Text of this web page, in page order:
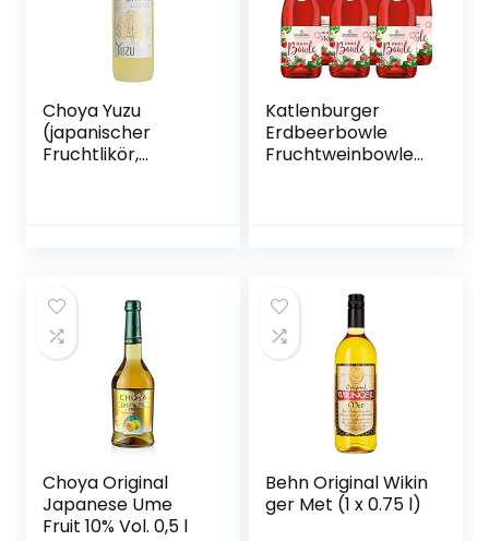
Choya Yuzu
(japanischer
Fruchtlikör,
Katlenburger
Erdbeerbowle
Fruchtweinbowle
Choya Original
Japanese Ume
Fruit 10% Vol. 0,5 l
Behn Original Wikin
ger Met (1 x 0.75 l)